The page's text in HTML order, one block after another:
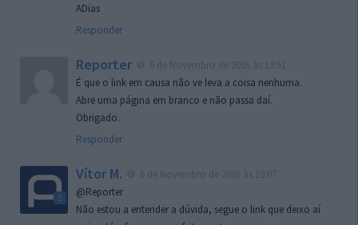
ADias
Responder
Reporter
É que o link em causa não ve leva a coisa nenhuma.
Abre uma página em branco e não passa daí.
Obrigado.
Responder
Vítor M.
@Reporter
Não estou a entender a dúvida, segue o link que deixo aí